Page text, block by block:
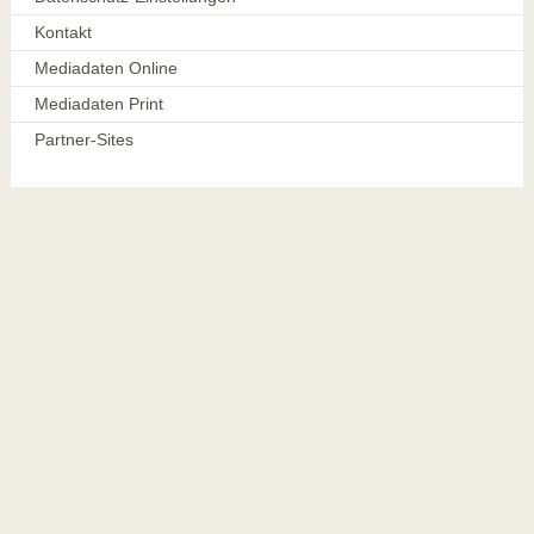
Kontakt
Mediadaten Online
Mediadaten Print
Partner-Sites